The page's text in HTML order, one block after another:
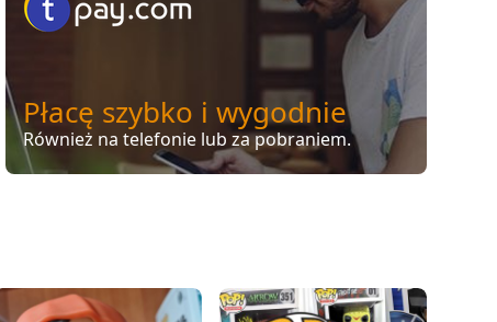
Płacę szybko i wygodnie
Również na telefonie lub za pobraniem.